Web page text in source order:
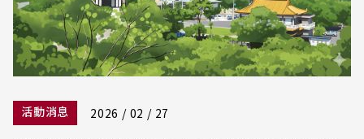
活動消息 2026 / 02 / 27